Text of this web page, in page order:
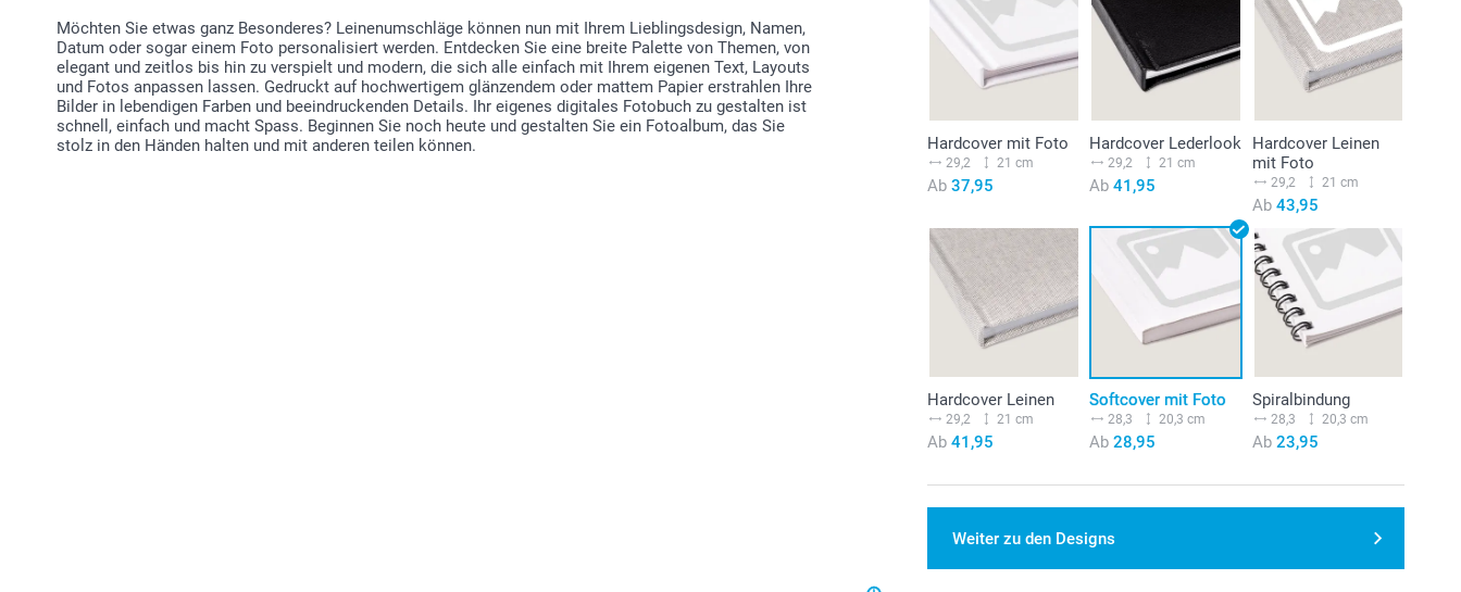
Möchten Sie etwas ganz Besonderes? Leinenumschläge können nun mit Ihrem Lieblingsdesign, Namen,
Datum oder sogar einem Foto personalisiert werden. Entdecken Sie eine breite Palette von Themen, von
elegant und zeitlos bis hin zu verspielt und modern, die sich alle einfach mit Ihrem eigenen Text, Layouts
und Fotos anpassen lassen. Gedruckt auf hochwertigem glänzendem oder mattem Papier erstrahlen Ihre
Bilder in lebendigen Farben und beeindruckenden Details. Ihr eigenes digitales Fotobuch zu gestalten ist
schnell, einfach und macht Spass. Beginnen Sie noch heute und gestalten Sie ein Fotoalbum, das Sie
stolz in den Händen halten und mit anderen teilen können.
Hardcover mit Foto
29,2 21 cm
Ab 37,95
Hardcover Lederlook
29,2 21 cm
Ab 41,95
Hardcover Leinen
mit Foto
29,2 21 cm
Ab43,95
Hardcover Leinen
29,2 21 cm
Ab 41,95
Softcover mit Foto
28,3 20,3 cm
Ab 28,95
Spiralbindung
28,3 20,3 cm
Ab23,95
Weiter zu den Designs